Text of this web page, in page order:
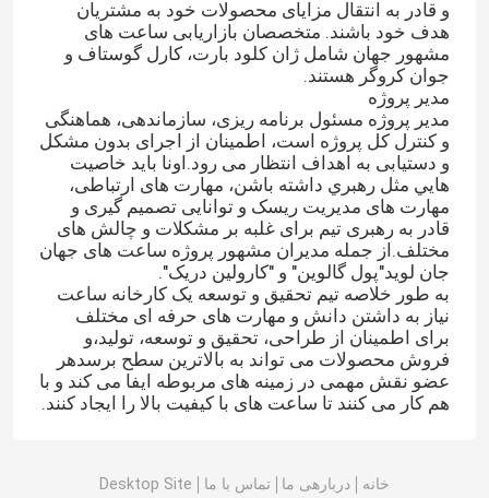
درباره ما
تور کارخانه
کنترل کیفیت
با ما تماس بگیرید
درخواست نقل قول
ساعت مچی مکانیکی
ساعت مچی مردانه کوارتز
و قادر به انتقال مزایای محصولات خود به مشتریان
هدف خود باشند. متخصصان بازاریابی ساعت های
مشهور جهان شامل ژان کلود بارت، کارل گوستاف و
جوان کروگر هستند.
مدیر پروژه
مدیر پروژه مسئول برنامه ریزی، سازماندهی، هماهنگی
و کنترل کل پروژه است، اطمینان از اجرای بدون مشکل
و دستیابی به اهداف انتظار می رود.اونا بايد خاصيت
هايي مثل رهبري داشته باشن، مهارت های ارتباطی،
مهارت های مدیریت ریسک و توانایی تصمیم گیری و
قادر به رهبری تیم برای غلبه بر مشکلات و چالش های
مختلف.از جمله مدیران مشهور پروژه ساعت های جهان
جان لوید"پول گالوین" و "کارولین دریک".
به طور خلاصه تیم تحقیق و توسعه یک کارخانه ساعت
نیاز به داشتن دانش و مهارت های حرفه ای مختلف
برای اطمینان از طراحی، تحقیق و توسعه، تولید،و
فروش محصولات می تواند به بالاترین سطح برسدهر
عضو نقش مهمی در زمینه های مربوطه ایفا می کند و با
هم کار می کنند تا ساعت های با کیفیت بالا را ایجاد کنند.
خانه دربارهی ما تماس با ما Desktop Site